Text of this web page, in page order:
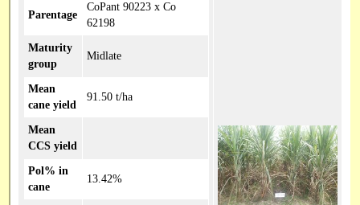
Parentage
CoPant 90223 x Co
62198
Maturity
group
Midlate
Mean
cane yield
91.50 t/ha
Mean
CCS yield
Pol% in
cane
13.42%